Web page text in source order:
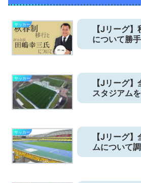
サッカー
【Jリーグ
について勝
サッカー
【Jリーグ
スタジアム
サッカー
【Jリーグ
ムについて